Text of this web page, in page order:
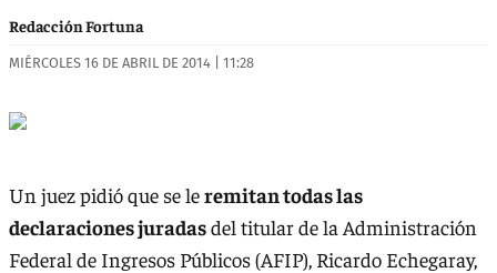
Redacción Fortuna
MIÉRCOLES 16 DE ABRIL DE 2014 | 11:28
Un juez pidió que se leremitan todas las
declaraciones juradasdel titular de la Administración
Federal de Ingresos Públicos (AFIP), Ricardo Echegaray,